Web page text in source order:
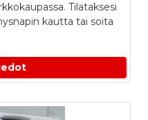
Tilataksesi
kautta tai soita